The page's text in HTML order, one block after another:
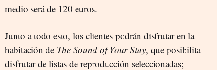
medio será de 120 euros.
Junto a todo esto, los clientes podrán disfrutar en la
habitación de The Sound of Your Stay, que posibilita
disfrutar de listas de reproducción seleccionadas;